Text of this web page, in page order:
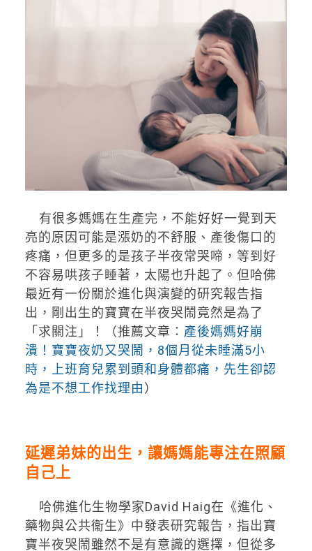
有很多媽媽在生產完，不能好好一覺到天
亮的原因可能是漲奶的不舒服、產後傷口的
疼痛，但更多的是孩子半夜常哭啼，等到好
不容易哄孩子睡著，太陽也升起了。但哈佛
最近有一份關於進化與演變的研究報告指
出，剛出生的寶寶在半夜哭鬧竟然是為了
「求關注」！（推薦文章： 產後媽媽好崩
潰！寶寶夜奶又哭鬧，8個月從未睡滿5小
時，上班育兒累到頭和身體都痛，先生卻認
為是不想工作找理由）
延遲弟妹的出生，讓媽媽能專注在照顧
自己上
哈佛進化生物學家David Haig在《進化、
藥物與公共衞生》中發表研究報告，指出寶
寶半夜哭鬧雖然不是有意識的選擇，但從多